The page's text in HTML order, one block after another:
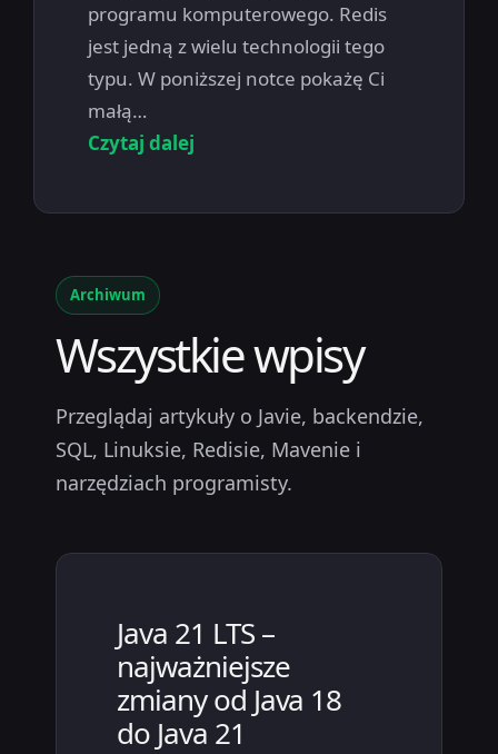
programu komputerowego. Redis
jest jedną z wielu technologii tego
typu. W poniższej notce pokażę Ci
małą…
Czytaj dalej
Archiwum
Wszystkie wpisy
Przeglądaj artykuły o Javie, backendzie,
SQL, Linuksie, Redisie, Mavenie i
narzędziach programisty.
Java 21 LTS –
najważniejsze
zmiany od Java 18
do Java 21